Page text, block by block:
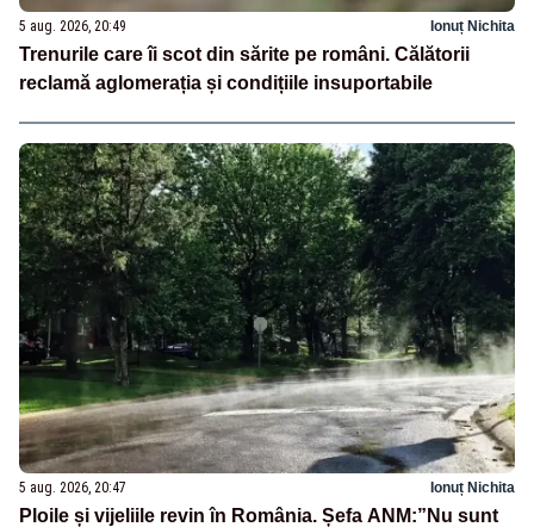
5 aug. 2026, 20:49 Ionuț Nichita
Trenurile care îi scot din sărite pe români. Călătorii
reclamă aglomerația și condițiile insuportabile
5 aug. 2026, 20:47 Ionuț Nichita
Ploile și vijeliile revin în România. Șefa ANM:”Nu sunt